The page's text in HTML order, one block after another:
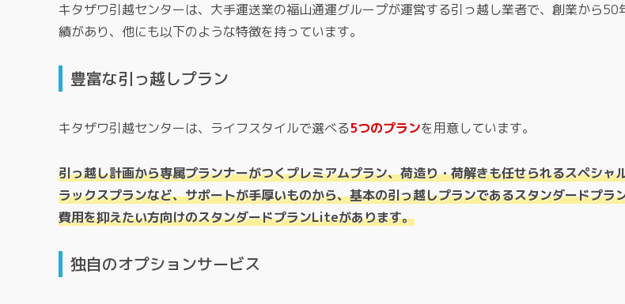
キタザワ引越センターは、大手運送業の福山通運グループが運営する引っ越し業者で、創業から50
績があり、他にも以下のような特徴を持っています。
豊富な引っ越しプラン
キタザワ引越センターは、ライフスタイルで選べる5つのプランを用意しています。
引っ越し計画から専属プランナーがつくプレミアムプラン、荷造り・荷解きも任せられるスペシャ
ラックスプランなど、サポートが手厚いものから、基本の引っ越しプランであるスタンダードプラ
費用を抑えたい方向けのスタンダードプランLiteがあります。
独自のオプションサービス